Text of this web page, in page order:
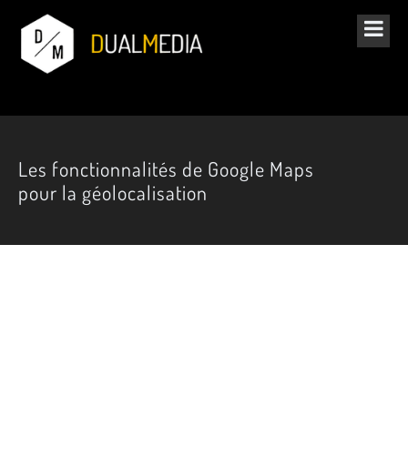
Les fonctionnalités de Google Maps
pour la géolocalisation